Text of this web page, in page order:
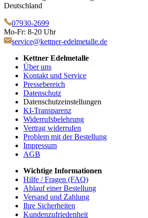
Deutschland
07930-2699
Mo-Fr: 8-20 Uhr
service@kettner-edelmetalle.de
Kettner Edelmetalle
Über uns
Kontakt und Service
Pressebereich
Datenschutz
Datenschutzeinstellungen
KI-Transparenz
Widerrufsbelehrung
Vertrag widerrufen
Problem mit der Bestellung
Impressum
AGB
Wichtige Informationen
Hilfe / Fragen (FAQ)
Ablauf einer Bestellung
Versand und Zahlung
Ihre Sicherheiten
Kundenzufriedenheit